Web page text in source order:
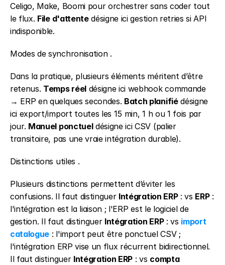
Celigo, Make, Boomi pour orchestrer sans coder tout
le flux. File d'attente désigne ici gestion retries si API
indisponible.
Modes de synchronisation .
Dans la pratique, plusieurs éléments méritent d’être
retenus. Temps réel désigne ici webhook commande
→ ERP en quelques secondes. Batch planifié désigne
ici export/import toutes les 15 min, 1 h ou 1 fois par
jour. Manuel ponctuel désigne ici CSV (palier
transitoire, pas une vraie intégration durable).
Distinctions utiles .
Plusieurs distinctions permettent d’éviter les
confusions. Il faut distinguer Intégration ERP : vs ERP :
l'intégration est la liaison ; l'ERP est le logiciel de
gestion. Il faut distinguer Intégration ERP : vs import
catalogue : l'import peut être ponctuel CSV ;
l'intégration ERP vise un flux récurrent bidirectionnel.
Il faut distinguer Intégration ERP : vs compta